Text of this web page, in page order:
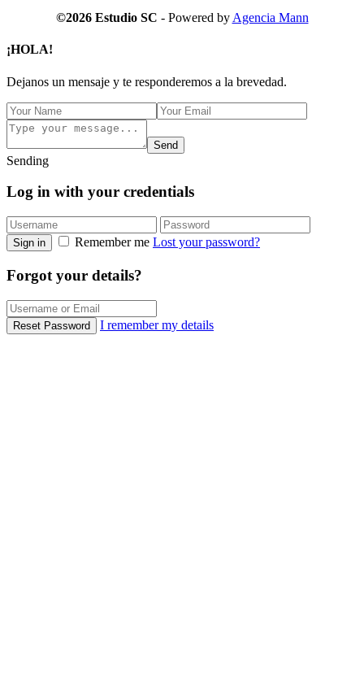
©2026 Estudio SC - Powered by Agencia Mann
¡HOLA!
Dejanos un mensaje y te responderemos a la brevedad.
Send
Sending
Log in with your credentials
Sign in Remember me Lost your password?
Forgot your details?
Reset Password I remember my details